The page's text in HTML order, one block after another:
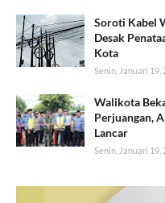
Soroti Kabel
Desak
Kota
Senin, Januari 19,
Walikota
Perjuangan,
Lancar
Senin, Januari 19,